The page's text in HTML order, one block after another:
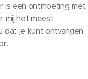
is een ontmoeting met
mij het meest
dat je kunt ontvangen.